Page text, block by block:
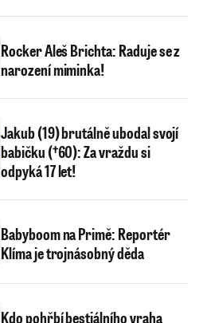
Rocker Aleš Brichta: Raduje se z
narození miminka!
Jakub (19) brutálně ubodal svojí
babičku (†60): Za vraždu si
odpyká 17 let!
Babyboom na Primě: Reportér
Klíma je trojnásobný děda
Kdo pohřbí bestiálního vraha